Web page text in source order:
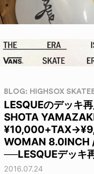
BLOG: HIGHSOX
LESQUEのデッキ
SHOTA
WOMAN
──LESQUEデッキ
2016.07.24